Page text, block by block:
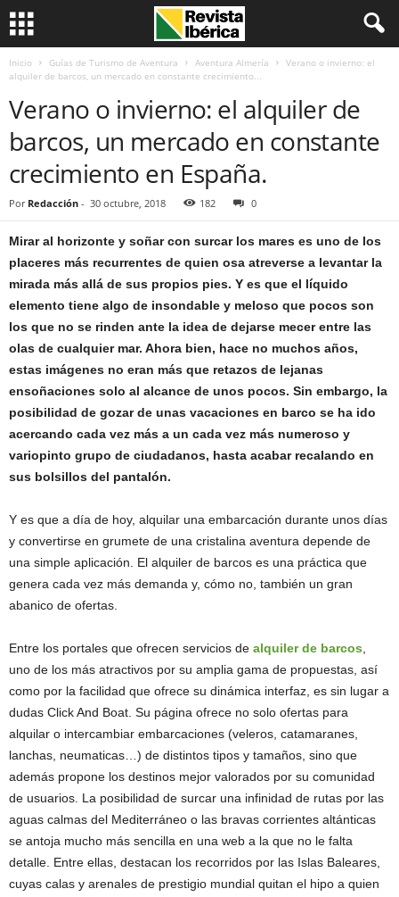
Inicio Guías de Turismo de Aventura Aventura Almería
Verano o invierno: el
alquiler de barcos, un mercado en constante crecimiento...
Verano o invierno: el alquiler de
barcos, un mercado en constante
crecimiento en España.
Por Redacción - 30 octubre, 2018 182 0
Mirar al horizonte y soñar con surcar los mares es uno de los
placeres más recurrentes de quien osa atreverse a levantar la
mirada más allá de sus propios pies. Y es que el líquido
elemento tiene algo de insondable y meloso que pocos son
los que no se rinden ante la idea de dejarse mecer entre las
olas de cualquier mar. Ahora bien, hace no muchos años,
estas imágenes no eran más que retazos de lejanas
ensoñaciones solo al alcance de unos pocos. Sin embargo, la
posibilidad de gozar de unas vacaciones en barco se ha ido
acercando cada vez más a un cada vez más numeroso y
variopinto grupo de ciudadanos, hasta acabar recalando en
sus bolsillos del pantalón.
Y es que a día de hoy, alquilar una embarcación durante unos días
y convertirse en grumete de una cristalina aventura depende de
una simple aplicación. El alquiler de barcos es una práctica que
genera cada vez más demanda y, cómo no, también un gran
abanico de ofertas.
Entre los portales que ofrecen servicios de alquiler de barcos
uno de los más atractivos por su amplia gama de propuestas, así
como por la facilidad que ofrece su dinámica interfaz, es sin lugar a
dudas Click And Boat. Su página ofrece no solo ofertas para
alquilar o intercambiar embarcaciones (veleros, catamaranes,
lanchas, neumaticas…) de distintos tipos y tamaños, sino que
además propone los destinos mejor valorados por su comunidad
de usuarios. La posibilidad de surcar una infinidad de rutas por las
aguas calmas del Mediterráneo o las bravas corrientes altánticas
se antoja mucho más sencilla en una web a la que no le falta
detalle. Entre ellas, destacan los recorridos por las Islas Baleares,
cuyas calas y arenales de prestigio mundial quitan el hipo a quien